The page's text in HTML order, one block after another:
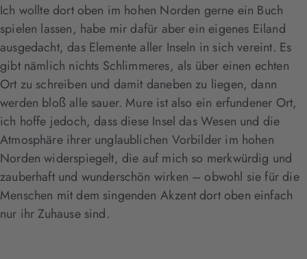
Ich wollte dort oben im hohen Norden gerne ein Buch
spielen lassen, habe mir dafür aber ein eigenes Eiland
ausgedacht, das Elemente aller Inseln in sich vereint. Es
gibt nämlich nichts Schlimmeres, als über einen echten
Ort zu schreiben und damit daneben zu liegen, dann
werden bloß alle sauer. Mure ist also ein erfundener Ort,
ich hoffe jedoch, dass diese Insel das Wesen und die
Atmosphäre ihrer unglaublichen Vorbilder im hohen
Norden widerspiegelt, die auf mich so merkwürdig und
zauberhaft und wunderschön wirken – obwohl sie für die
Menschen mit dem singenden Akzent dort oben einfach
nur ihr Zuhause sind.